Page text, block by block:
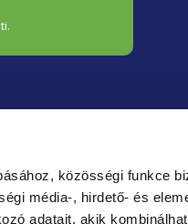
közösségi funkce
média-, hirdető- és
adatait, akik